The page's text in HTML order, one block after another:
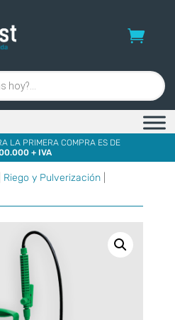
LA PRIMERA COMPRA ES DE
+ IVA
Riego y Pulverización|